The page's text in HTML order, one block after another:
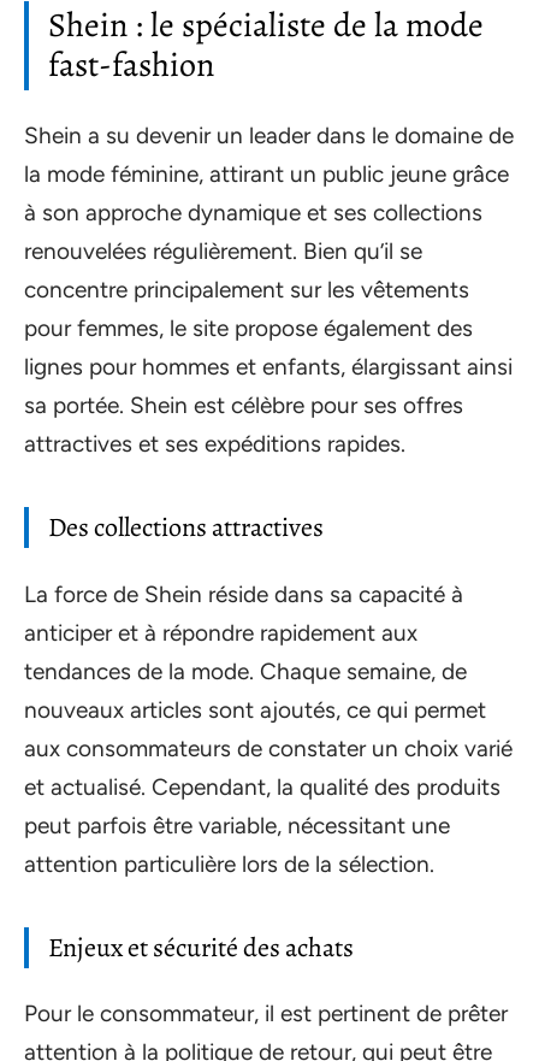
Shein : le spécialiste de la mode
fast-fashion
Shein a su devenir un leader dans le domaine de
la mode féminine, attirant un public jeune grâce
à son approche dynamique et ses collections
renouvelées régulièrement. Bien qu’il se
concentre principalement sur les vêtements
pour femmes, le site propose également des
lignes pour hommes et enfants, élargissant ainsi
sa portée. Shein est célèbre pour ses offres
attractives et ses expéditions rapides.
Des collections attractives
La force de Shein réside dans sa capacité à
anticiper et à répondre rapidement aux
tendances de la mode. Chaque semaine, de
nouveaux articles sont ajoutés, ce qui permet
aux consommateurs de constater un choix varié
et actualisé. Cependant, la qualité des produits
peut parfois être variable, nécessitant une
attention particulière lors de la sélection.
Enjeux et sécurité des achats
Pour le consommateur, il est pertinent de prêter
attention à la politique de retour, qui peut être